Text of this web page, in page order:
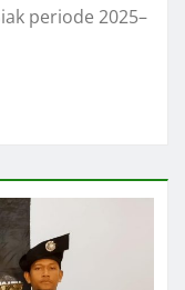
periode 2025–